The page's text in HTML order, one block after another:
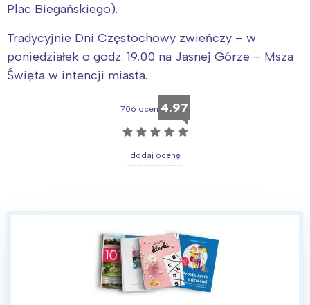
Plac Biegańskiego).
Tradycyjnie Dni Częstochowy zwieńczy – w
poniedziałek o godz. 19.00 na Jasnej Górze – Msza
Święta w intencji miasta.
706 ocen 4.97
☆ ☆ ☆ ☆ ☆
dodaj ocenę